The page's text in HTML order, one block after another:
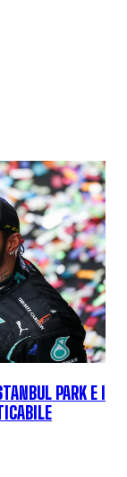
PARK E I